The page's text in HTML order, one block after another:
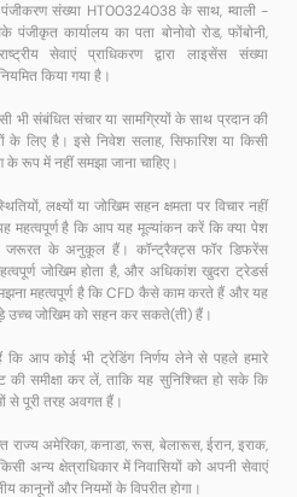
संख्या HT00324038 के साथ, म्वाली -
कार्यालय का पता बोनोवो रोड, फोंबोनी,
सेवाएं प्राधिकरण द्वारा लाइसेंस संख्या
किया गया है।
भी संबंधित संचार या सामग्रियों के साथ प्रदान की
के लिए है। इसे निवेश सलाह, सिफारिश या किसी
के रूप में नहीं समझा जाना चाहिए।
लक्ष्यों या जोखिम सहन क्षमता पर विचार नहीं
महत्वपूर्ण है कि आप यह मूल्यांकन करें कि क्या पेश
जरूरत के अनुकूल हैं। कॉन्ट्रैक्ट्स फॉर डिफरेंस
जोखिम होता है, और अधिकांश खुदरा ट्रेडर्स
महत्वपूर्ण है कि CFD कैसे काम करते हैं और यह
जोखिम को सहन कर सकते(ती) हैं।
कि आप कोई भी ट्रेडिंग निर्णय लेने से पहले हमारे
समीक्षा कर लें, ताकि यह सुनिश्चित हो सके कि
से पूरी तरह अवगत हैं।
अमेरिका, कनाडा, रूस, बेलारूस, ईरान, इराक,
अन्य क्षेत्राधिकार में निवासियों को अपनी सेवाएं
कानूनों और नियमों के विपरीत होगा।